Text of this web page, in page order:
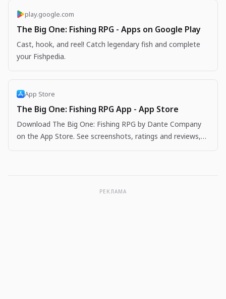
play.google.com
The Big One: Fishing RPG - Apps on Google Play
Cast, hook, and reel! Catch legendary fish and complete
your Fishpedia.
App Store
The Big One: Fishing RPG App - App Store
Download The Big One: Fishing RPG by Dante Company
on the App Store. See screenshots, ratings and reviews,
РЕКЛАМА